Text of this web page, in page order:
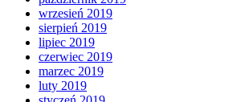
wrzesień 2019
sierpień 2019
lipiec 2019
czerwiec 2019
marzec 2019
luty 2019